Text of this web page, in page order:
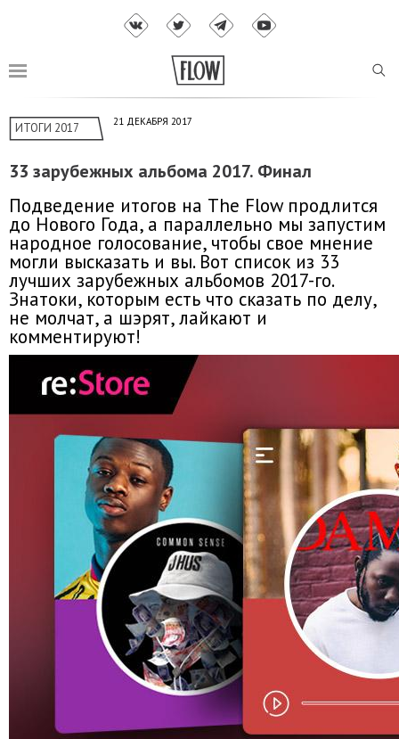
ИТОГИ 2017 21 ДЕКАБРЯ 2017
33 зарубежных альбома 2017. Финал
Подведение итогов на The Flow продлится
до Нового Года, а параллельно мы запустим
народное голосование, чтобы свое мнение
могли высказать и вы. Вот список из 33
лучших зарубежных альбомов 2017-го.
Знатоки, которым есть что сказать по делу,
не молчат, а шэрят, лайкают и
комментируют!